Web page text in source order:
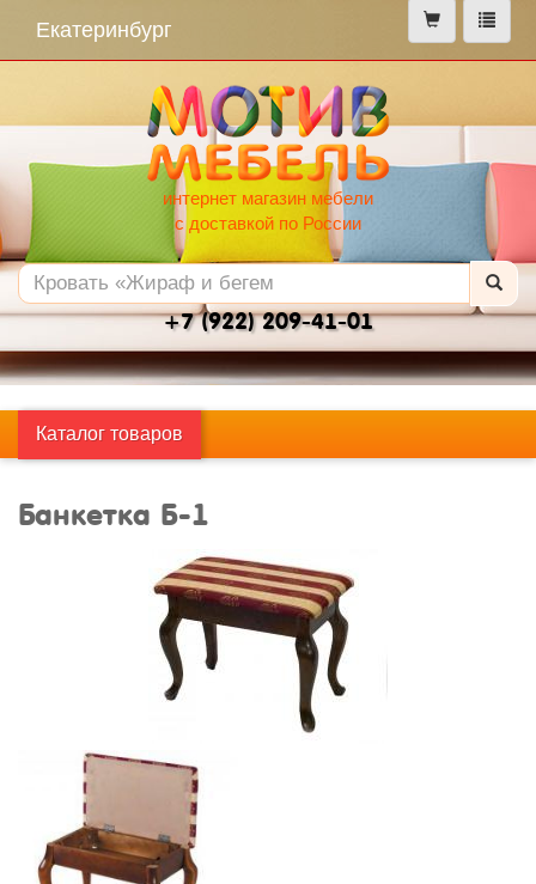
меню
Екатеринбург
интернет магазин мебели
с доставкой по России
+7 (922) 209-41-01
Каталог товаров
Банкетка Б-1